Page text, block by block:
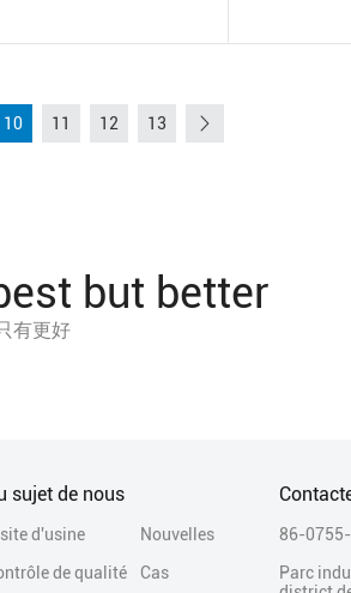
10 11 12 13
but better
有更好
sujet de nous
d'usine
Nouvelles
de qualité
Cas
86-
Parc